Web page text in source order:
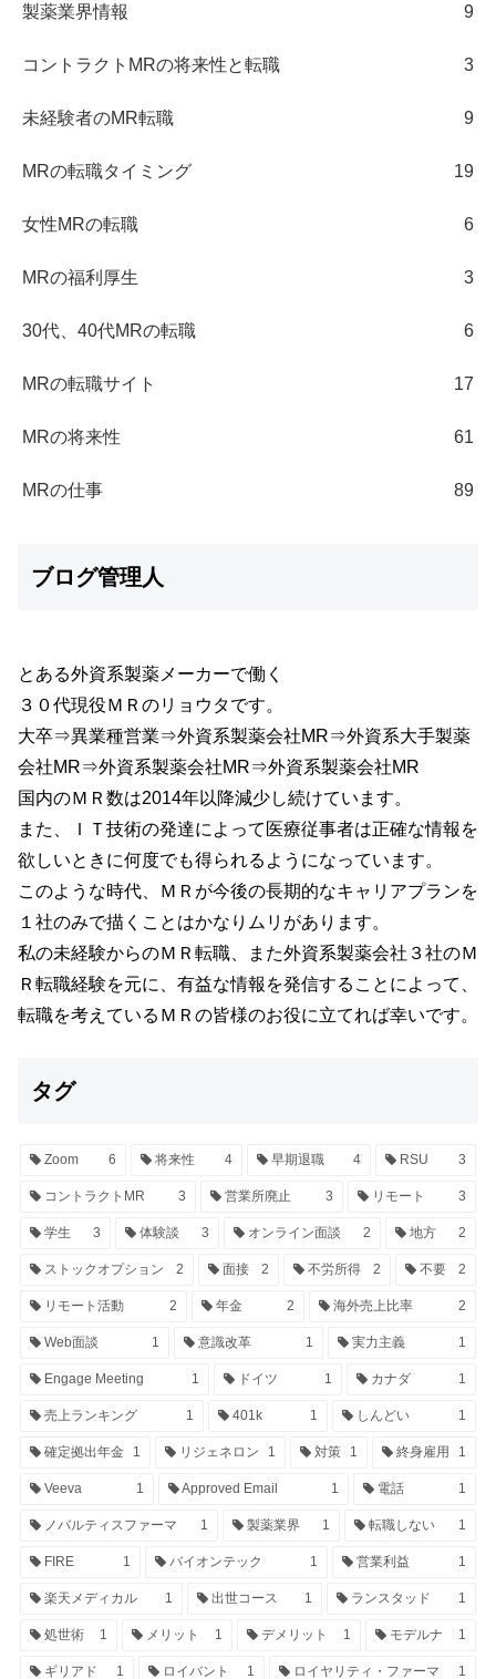
製薬業界情報 9
コントラクトMRの将来性と転職 3
未経験者のMR転職 9
MRの転職タイミング 19
女性MRの転職 6
MRの福利厚生 3
30代、40代MRの転職 6
MRの転職サイト 17
MRの将来性 61
MRの仕事 89
ブログ管理人
とある外資系製薬メーカーで働く
３０代現役ＭＲのリョウタです。
大卒⇒異業種営業⇒外資系製薬会社MR⇒外資系大手製薬
会社MR⇒外資系製薬会社MR⇒外資系製薬会社MR
国内のＭＲ数は2014年以降減少し続けています。
また、ＩＴ技術の発達によって医療従事者は正確な情報を
欲しいときに何度でも得られるようになっています。
このような時代、ＭＲが今後の長期的なキャリアプランを
１社のみで描くことはかなりムリがあります。
私の未経験からのＭＲ転職、また外資系製薬会社３社のＭ
Ｒ転職経験を元に、有益な情報を発信することによって、
転職を考えているＭＲの皆様のお役に立てれば幸いです。
タグ
Zoom 6 将来性 4 早期退職 4 RSU 3
コントラクトMR 3 営業所廃止 3 リモート 3
学生 3 体験談 3 オンライン面談 2 地方 2
ストックオプション 2 面接 2 不労所得 2 不要 2
リモート活動 2 年金 2 海外売上比率 2
Web面談 1 意識改革 1 実力主義 1
Engage Meeting 1 ドイツ 1 カナダ 1
売上ランキング 1 401k 1 しんどい 1
確定拠出年金 1 リジェネロン 1 対策 1 終身雇用 1
Veeva 1 Approved Email 1 電話 1
ノバルティスファーマ 1 製薬業界 1 転職しない 1
FIRE 1 バイオンテック 1 営業利益 1
楽天メディカル 1 出世コース 1 ランスタッド 1
処世術 1 メリット 1 デメリット 1 モデルナ 1
ギリアド 1 ロイバント 1 ロイヤリティ・ファーマ 1